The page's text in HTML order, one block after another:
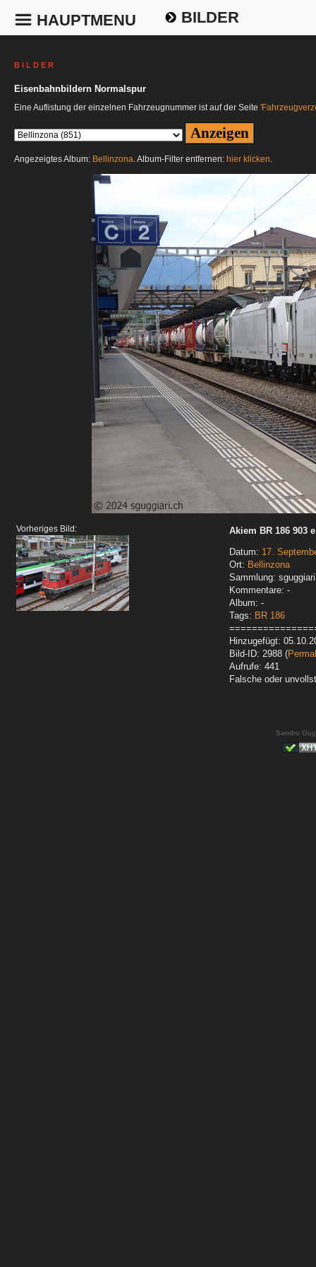
HAUPTMENU BILDER
B I L D E R
Eisenbahnbildern Normalspur
Eine Auflistung der einzelnen Fahrzeugnummer ist auf der Seite
Angezeigtes Album: Bellinzona. Album-Filter entfernen: hier klicken.
Vorheriges Bild:
Akiem BR 186 903
Datum: 17.
Ort: Bellinzona
Sammlung:
Kommentare: -
Album: -
Tags: BR 186
Hinzugefügt:
Bild-ID: 2988 (
Aufrufe: 441
Falsche oder
Sandro